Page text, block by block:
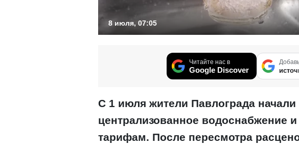
8 июля, 07:05
Читайте нас в
Google Discover
С 1 июля жители Павлограда начали
централизованное водоснабжение
тарифам. После пересмотра